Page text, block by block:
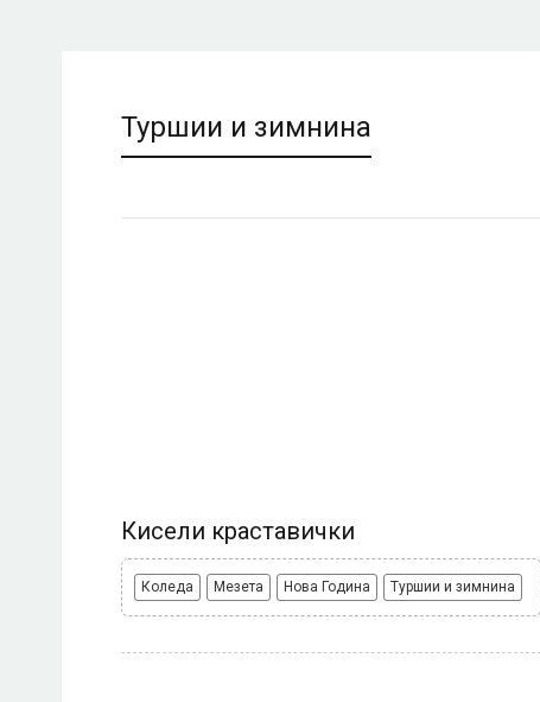
Туршии и зимнина
Кисели краставички
Коледа Мезета Нова Година Туршии и зимнина